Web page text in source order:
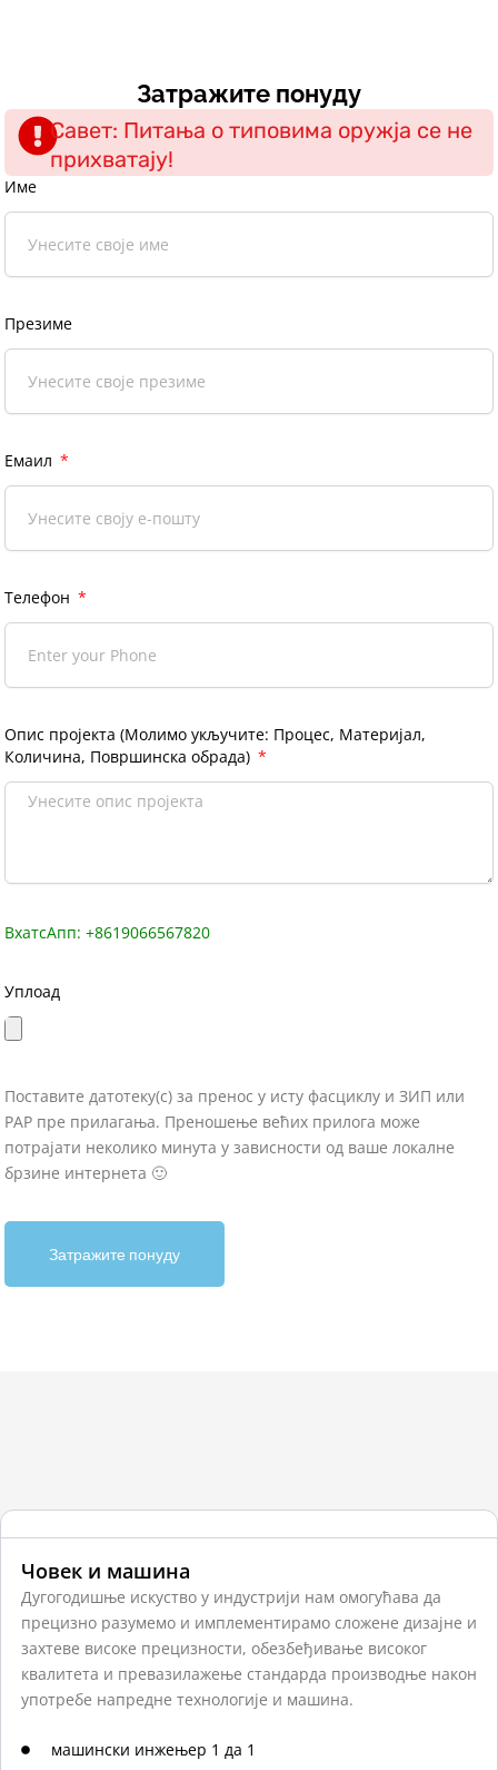
Затражите понуду
Савет: Питања о типовима оружја се не
прихватају!
Име
Презиме
Емаил
Телефон
Опис пројекта (Молимо укључите: Процес, Материјал,
Количина, Површинска обрада)
ВхатсАпп: +8619066567820
Уплоад
Поставите датотеку(с) за пренос у исту фасциклу и ЗИП или
РАР пре прилагања. Преношење већих прилога може
потрајати неколико минута у зависности од ваше локалне
брзине интернета 🙂
Затражите понуду
i
v
Човек и машина
Дугогодишње искуство у индустрији нам омогућава да
прецизно разумемо и имплементирамо сложене дизајне и
захтеве високе прецизности, обезбеђивање високог
квалитета и превазилажење стандарда производње након
употребе напредне технологије и машина.
машински инжењер 1 да 1